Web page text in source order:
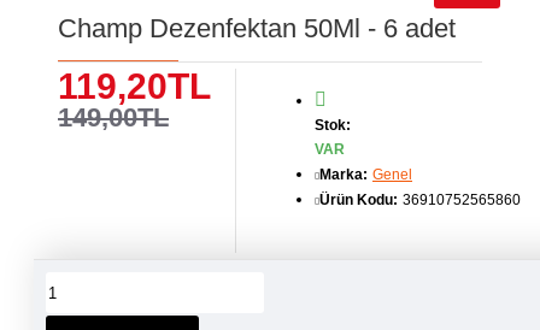
Champ Dezenfektan 50Ml - 6 adet
119,20TL
149,00TL
Stok:
VAR
Marka: Genel
Ürün Kodu: 36910752565860
ÜRÜN YORUMLARI